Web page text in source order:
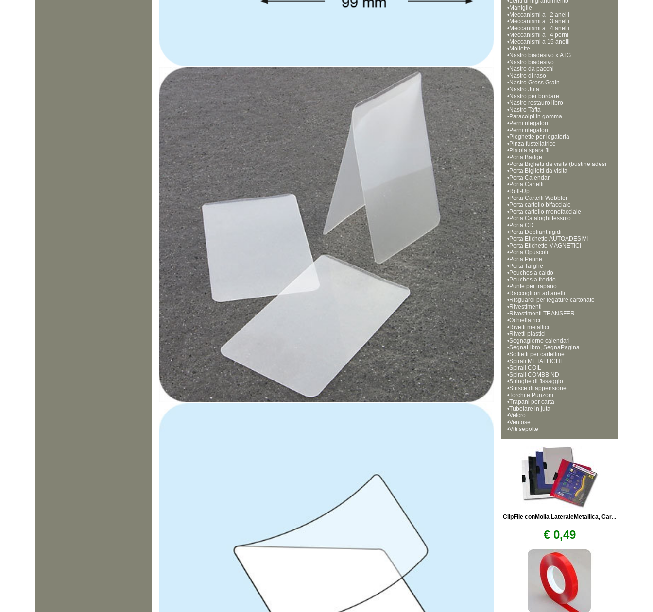
•Maniglie
•Meccanismi a   2 anelli
•Meccanismi a   3 anelli
•Meccanismi a   4 anelli
•Meccanismi a   4 perni
•Meccanismi a 15 anelli
•Mollette
•Nastro biadesivo x ATG
•Nastro biadesivo
•Nastro da pacchi
•Nastro di raso
•Nastro Gross Grain
•Nastro Juta
•Nastro per bordare
•Nastro restauro libro
•Nastro Taftà
•Paracolpi in gomma
•Perni rilegatori
•Perni rilegatori
•Pieghette per legatoria
•Pinza fustellatrice
•Pistola spara fili
•Porta Badge
•Porta Biglietti da visita (bustine adesi
ve)
•Porta Biglietti da visita
•Porta Calendari
•Porta Cartelli
•Roll-Up
•Porta Cartelli Wobbler
•Porta cartello bifacciale
•Porta cartello monofacciale
•Porta Cataloghi tessuto
•Porta CD
•Porta Depliant rigidi
•Porta Etichette AUTOADESIVI
•Porta Etichette MAGNETICI
•Porta Opuscoli
•Porta Penne
•Porta Targhe
•Pouches a caldo
•Pouches a freddo
•Punte per trapano
•Raccoglitori ad anelli
•Risguardi per legature cartonate
•Rivestimenti
•Rivestimenti TRANSFER
•Ochiellatrici
•Rivetti metallici
•Rivetti plastici
•Segnagiorno calendari
•SegnaLibro, SegnaPagina
•Soffietti per cartelline
•Spirali METALLICHE
•Spirali COIL
•Spirali COMBBIND
•Stringhe di fissaggio
•Strisce di appensione
•Torchi e Punzoni
•Trapani per carta
•Tubolare in juta
•Velcro
•Ventose
•Viti sepolte
ClipFile conMolla LateraleMetallica, Car...
€ 0,49